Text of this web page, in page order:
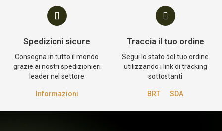
Spedizioni sicure
Consegna in tutto il mondo
grazie ai nostri spedizionieri
leader nel settore
Informazioni
Traccia il tuo ordine
Segui lo stato del tuo ordine
utilizzando i link di tracking
sottostanti
BRT SDA